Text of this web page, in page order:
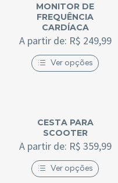
MONITOR DE
FREQUÊNCIA
CARDÍACA
A partir de: R$ 249,99
Ver opções
CESTA PARA
SCOOTER
A partir de: R$ 359,99
Ver opções